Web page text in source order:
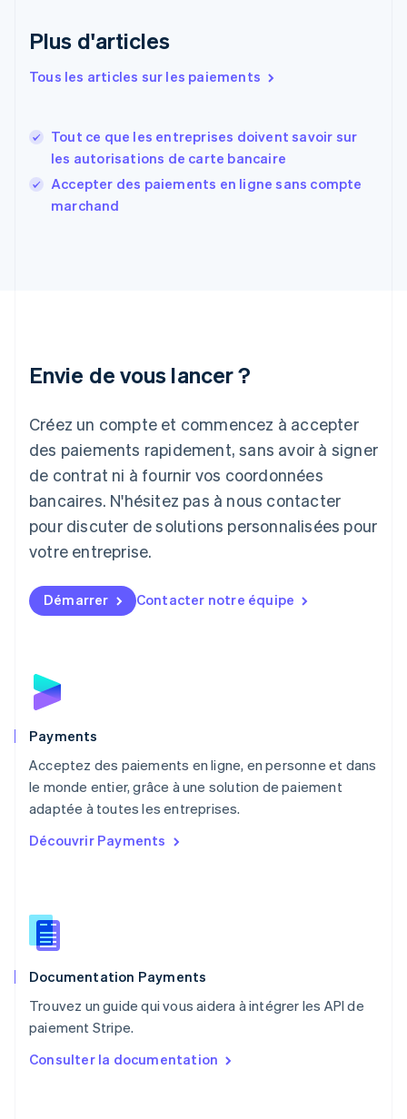
Plus d'articles
Tous les articles sur les paiements
Tout ce que les entreprises doivent savoir sur
les autorisations de carte bancaire
Accepter des paiements en ligne sans compte
marchand
Envie de vous lancer ?
Créez un compte et commencez à accepter
des paiements rapidement, sans avoir à signer
de contrat ni à fournir vos coordonnées
bancaires. N'hésitez pas à nous contacter
pour discuter de solutions personnalisées pour
votre entreprise.
Démarrer Contacter notre équipe
Payments
Acceptez des paiements en ligne, en personne et dans
le monde entier, grâce à une solution de paiement
adaptée à toutes les entreprises.
Découvrir Payments
Documentation Payments
Trouvez un guide qui vous aidera à intégrer les API de
paiement Stripe.
Consulter la documentation
English
États-Unis
EnglishEspañol 简体中文
FrançaisEnglish
Gibraltar
English
Grèce
Japon
Lettonie
English
Liechtenstein
DeutschEnglish
Lituanie
Luxembourg
FrançaisDeutschEnglish
English简体中文
Malte
Norvège
English
English
NederlandsEnglish
Pologne
English
PortuguêsEnglish
English
Roumanie
Royaume-Uni
Singapour
English 简体中文
English